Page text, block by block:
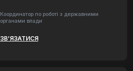
Координатор по роботі з державними
органами влади
ЗВ’ЯЗАТИСЯ